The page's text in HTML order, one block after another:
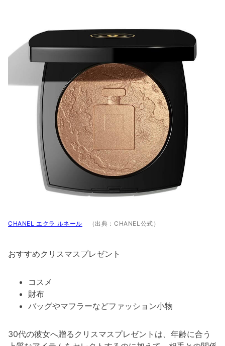
CHANEL エクラ ルネール （出典：CHANEL公式）
おすすめクリスマスプレゼント
コスメ
財布
バッグやマフラーなどファッション小物
30代の彼女へ贈るクリスマスプレゼントは、年齢に合う